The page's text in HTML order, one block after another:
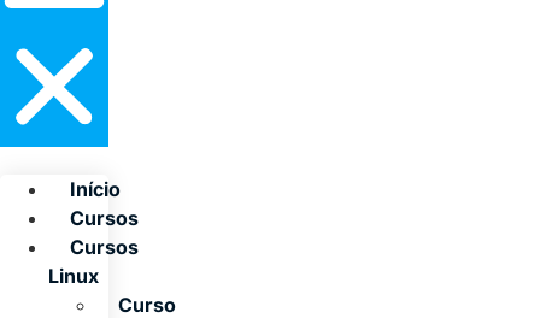
Início
Cursos
Cursos
Linux
Curso